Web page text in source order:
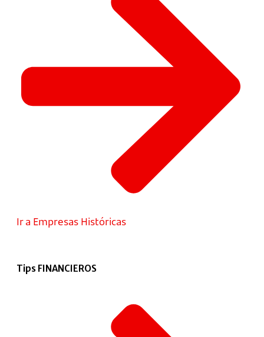
Ir a Empresas Históricas
Tips FINANCIEROS